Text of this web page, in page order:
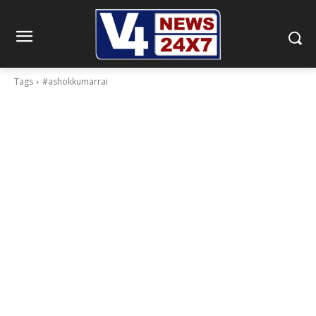
Tags #ashokkumarrai